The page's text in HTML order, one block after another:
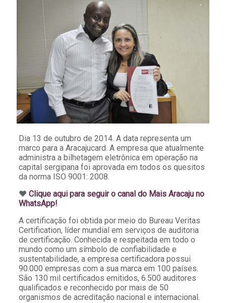
Dia 13 de outubro de 2014. A data representa um
marco para a Aracajucard. A empresa que atualmente
administra a bilhetagem eletrônica em operação na
capital sergipana foi aprovada em todos os quesitos
da norma ISO 9001: 2008.
♥️ Clique aqui para seguir o canal do Mais Aracaju no
WhatsApp!
A certificação foi obtida por meio do Bureau Veritas
Certification, líder mundial em serviços de auditoria
de certificação. Conhecida e respeitada em todo o
mundo como um símbolo de confiabilidade e
sustentabilidade, a empresa certificadora possui
90.000 empresas com a sua marca em 100 países.
São 130 mil certificados emitidos, 6.500 auditores
qualificados e reconhecido por mais de 50
organismos de acreditação nacional e internacional.